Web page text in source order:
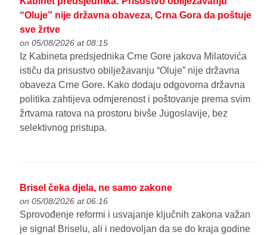
“Oluje” nije državna obaveza, Crna Gora da poštuje
sve žrtve
on 05/08/2026 at 08:15
Iz Kabineta predsjednika Crne Gore jakova Milatovića
ističu da prisustvo obilježavanju “Oluje” nije državna
obaveza Crne Gore. Kako dodaju odgovorna državna
politika zahtijeva odmjerenost i poštovanje prema svim
žrtvama ratova na prostoru bivše Jugoslavije, bez
selektivnog pristupa.
Brisel čeka djela, ne samo zakone
on 05/08/2026 at 06:16
Sprovođenje reformi i usvajanje ključnih zakona važan
je signal Briselu, ali i nedovoljan da se do kraja godine